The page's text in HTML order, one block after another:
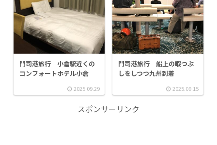
門司港旅行 小倉駅近くの
コンフォートホテル小倉
2025.09.29
門司港旅行 船上の暇つぶ
しをしつつ九州到着
2025.09.15
スポンサーリンク